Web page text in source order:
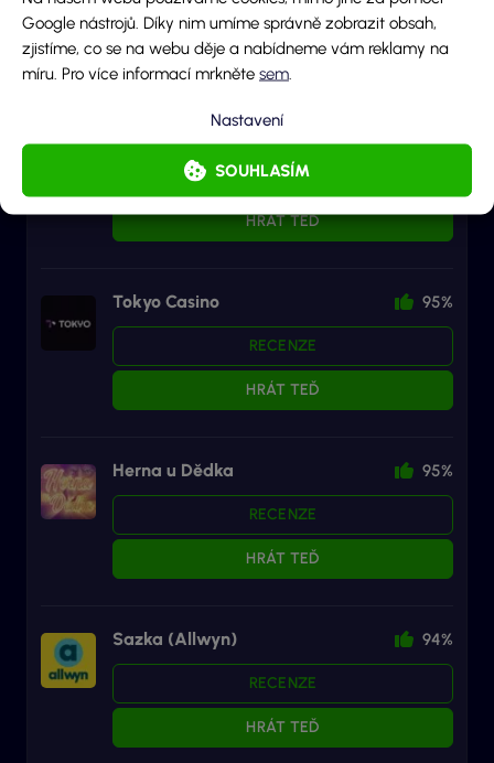
Google nástrojů. Díky nim umíme správně zobrazit obsah,
zjistíme, co se na webu děje a nabídneme vám reklamy na
míru. Pro více informací mrkněte sem
SOUHLASÍM
Nastavení
RECENZE
HRÁT TEĎ
Forbes Casino
RECENZE
HRÁT TEĎ
Tokyo Casino 95%
RECENZE
HRÁT TEĎ
Herna u Dědka 95%
RECENZE
HRÁT TEĎ
Sazka (Allwyn) 94%
RECENZE
HRÁT TEĎ